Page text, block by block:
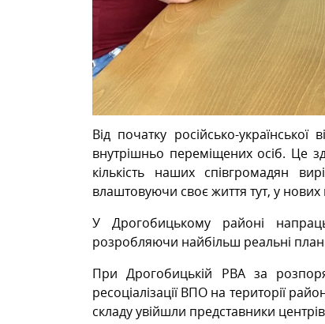
Від початку російсько-
внутрішньо переміщених осіб. Це
кількість наших співгромадян
влаштовуючи своє життя тут, у нових
У Дрогобицькому районі
розробляючи найбільш реальні
При Дрогобицькій РВА за
ресоціалізації ВПО на території
складу увійшли представники